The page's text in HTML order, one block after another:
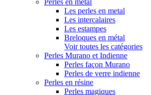
Perles en métal
Les perles en metal
Les intercalaires
Les estampes
Breloques en métal
Voir toutes les catégories
Perles Murano et Indienne
Perles façon Murano
Perles de verre indienne
Perles en résine
Perles magiques